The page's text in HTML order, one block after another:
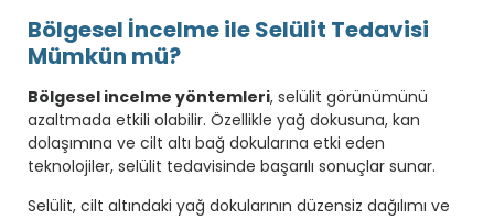
Bölgesel İncelme ile Selülit Tedavisi
Mümkün mü?
Bölgesel incelme yöntemleri, selülit görünümünü
azaltmada etkili olabilir. Özellikle yağ dokusuna, kan
dolaşımına ve cilt altı bağ dokularına etki eden
teknolojiler, selülit tedavisinde başarılı sonuçlar sunar.
Selülit, cilt altındaki yağ dokularının düzensiz dağılımı ve